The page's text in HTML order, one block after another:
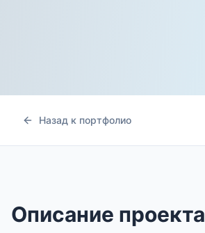
Назад к портфолио
Описание проекта